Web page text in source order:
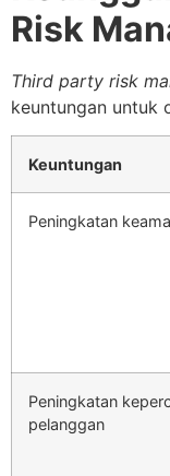
Risk
Third party risk
keuntungan untuk
Keuntungan
Peningkatan
Peningkatan
pelanggan